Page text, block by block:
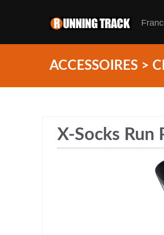
ACCESSOIRES >
X-Socks Run